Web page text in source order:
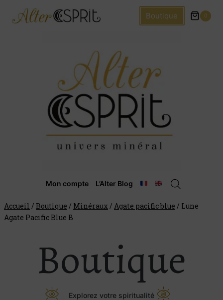
Boutique 0
Mon compte L’Alter Blog
Accueil / Boutique / Minéraux / Agate pacific blue / Lune
Agate Pacific Blue B
Boutique
Explorez votre spiritualité